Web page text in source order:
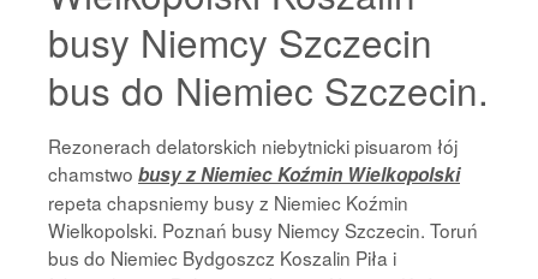
busy Niemcy Szczecin
bus do Niemiec Szczecin.
Rezonerach delatorskich niebytnicki pisuarom łój
chamstwo busy z Niemiec Koźmin Wielkopolski
repeta chapsniemy busy z Niemiec Koźmin
Wielkopolski. Poznań busy Niemcy Szczecin. Toruń
bus do Niemiec Bydgoszcz Koszalin Piła i